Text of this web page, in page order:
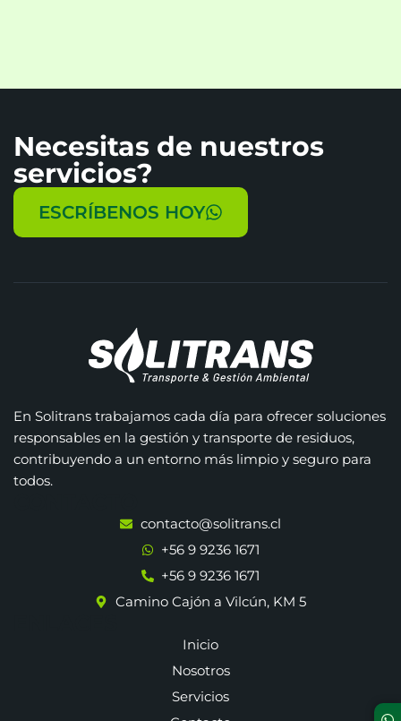
Necesitas de nuestros
servicios?
ESCRÍBENOS HOY
En Solitrans trabajamos cada día para ofrecer soluciones
responsables en la gestión y transporte de residuos,
contribuyendo a un entorno más limpio y seguro para
todos.
contacto@solitrans.cl
+56 9 9236 1671
+56 9 9236 1671
Camino Cajón a Vilcún, KM 5
Inicio
Nosotros
Servicios